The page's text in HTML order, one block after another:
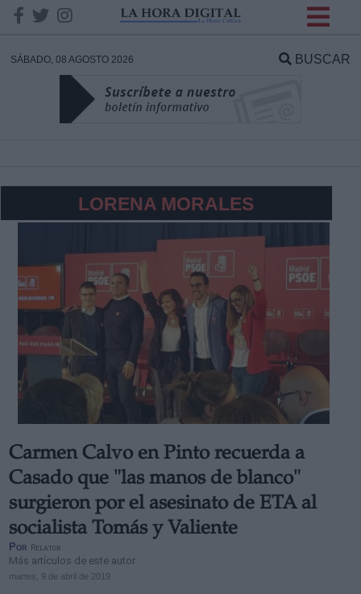
SÁBADO, 08 AGOSTO 2026 BUSCAR
LORENA MORALES
Carmen Calvo en Pinto recuerda a
Casado que "las manos de blanco"
surgieron por el asesinato de ETA al
socialista Tomás y Valiente
Por Relator
Más artículos de este autor
martes, 9 de abril de 2019
DATOS
Responsable:
Legitimación:
Destinatarios:
Derechos:
link
Información adicional
link